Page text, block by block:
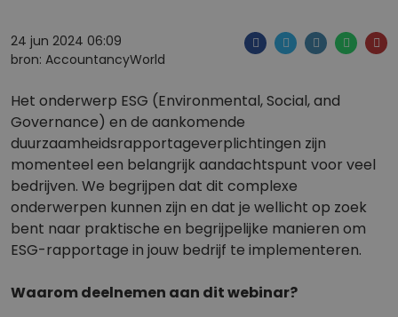
24 jun 2024 06:09
bron: AccountancyWorld
Het onderwerp ESG (Environmental, Social, and
Governance) en de aankomende
duurzaamheidsrapportageverplichtingen zijn
momenteel een belangrijk aandachtspunt voor veel
bedrijven. We begrijpen dat dit complexe
onderwerpen kunnen zijn en dat je wellicht op zoek
bent naar praktische en begrijpelijke manieren om
ESG-rapportage in jouw bedrijf te implementeren.
Waarom deelnemen aan dit webinar?